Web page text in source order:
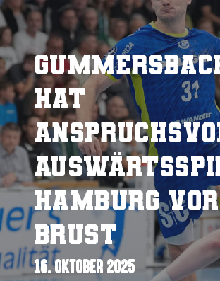
hat
Hamburg
Brust
16. OKTOBER 2025